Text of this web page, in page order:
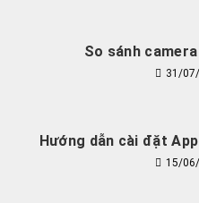
So sánh
31/
Hướng dẫn cài đặt
15/